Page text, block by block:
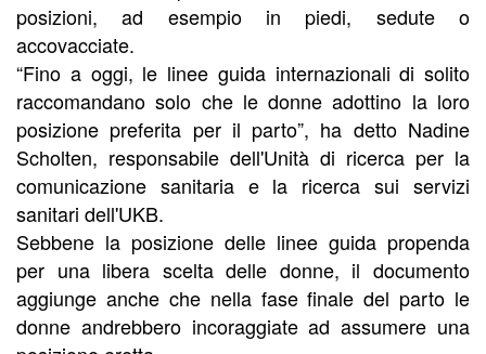
posizioni, ad esempio in piedi, sedute o
accovacciate.
“Fino a oggi, le linee guida internazionali di solito
raccomandano solo che le donne adottino la loro
posizione preferita per il parto”, ha detto Nadine
Scholten, responsabile dell'Unità di ricerca per la
comunicazione sanitaria e la ricerca sui servizi
sanitari dell'UKB.
Sebbene la posizione delle linee guida propenda
per una libera scelta delle donne, il documento
aggiunge anche che nella fase finale del parto le
donne andrebbero incoraggiate ad assumere una